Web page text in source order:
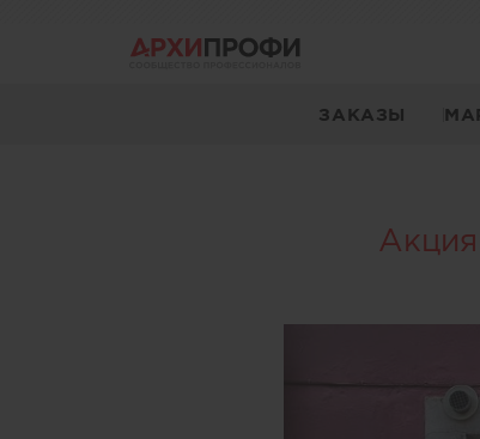
ЗАКАЗЫ